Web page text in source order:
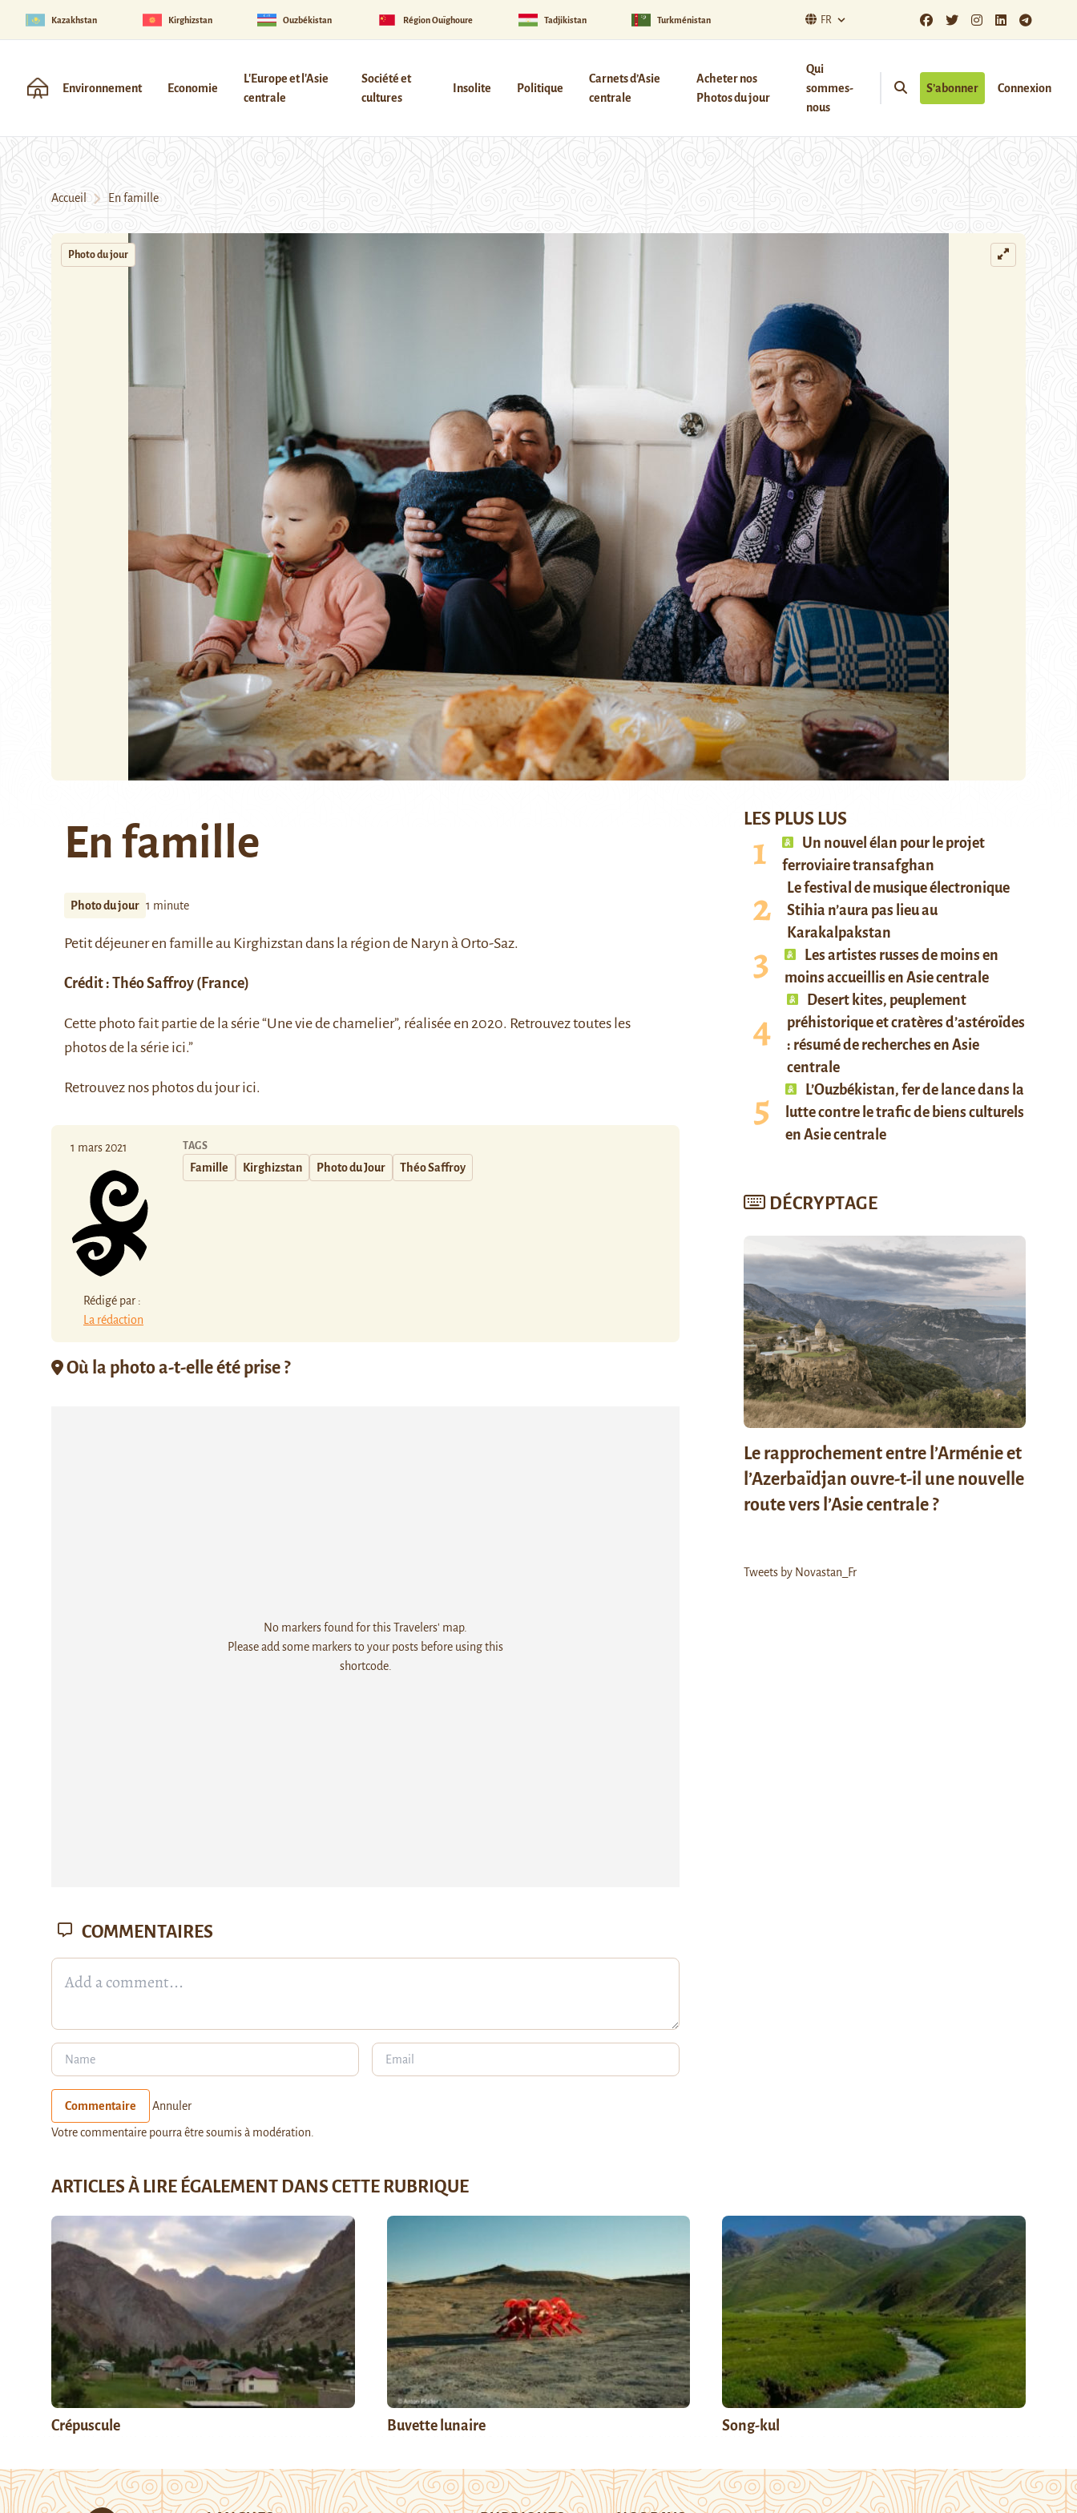
Kazakhstan Kirghizstan Ouzbékistan Région Ouïghoure Tadjikistan Turkménistan FR
Environnement Economie
L'Europe et l'Asie
centrale
Société et
cultures
Insolite Politique
Carnets d’Asie
centrale
Acheter nos
Photos du jour
Qui
sommes-
nous
S’abonner Connexion
Accueil En famille
Photo du jour
En famille
Photo du jour 1 minute
Petit déjeuner en famille au Kirghizstan dans la région de Naryn à Orto-Saz.
Crédit : Théo Saffroy (France)
Cette photo fait partie de la série “Une vie de chamelier”, réalisée en 2020. Retrouvez toutes les
photos de la série ici.”
Retrouvez nos photos du jourici.
1 mars 2021
Rédigé par :
La rédaction
TAGS
Famille Kirghizstan Photo du Jour Théo Saffroy
Où la photo a-t-elle été prise ?
No markers found for this Travelers' map.
Please add some markers to your posts before using this
shortcode.
LES PLUS LUS
Un nouvel élan pour le projet
ferroviaire transafghan
Le festival de musique électronique
Stihia n’aura pas lieu au
Karakalpakstan
Les artistes russes de moins en
moins accueillis en Asie centrale
Desert kites, peuplement
préhistorique et cratères d’astéroïdes
: résumé de recherches en Asie
centrale
L’Ouzbékistan, fer de lance dans la
lutte contre le trafic de biens culturels
en Asie centrale
DÉCRYPTAGE
Le rapprochement entre l’Arménie et
l’Azerbaïdjan ouvre-t-il une nouvelle
route vers l’Asie centrale ?
Tweets by Novastan_Fr
COMMENTAIRES
Commentaire Annuler
Votre commentaire pourra être soumis à modération.
ARTICLES À LIRE ÉGALEMENT DANS CETTE RUBRIQUE
Crépuscule Buvette lunaire Song-kul